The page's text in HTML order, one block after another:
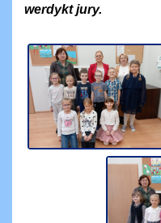
werdykt jury.